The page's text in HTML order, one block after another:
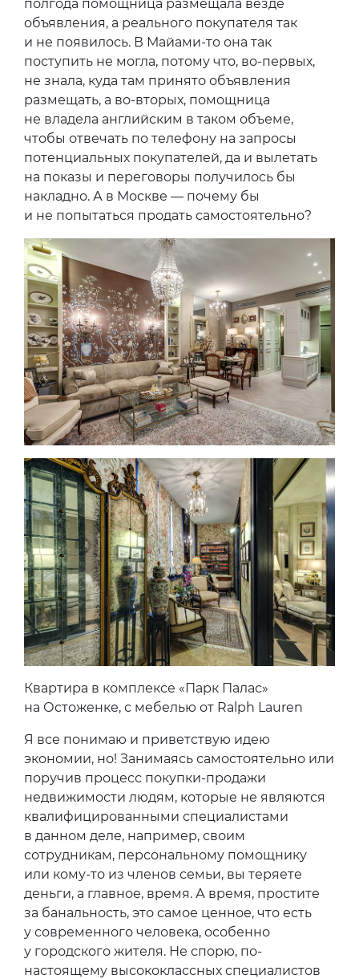
полгода помощница размещала везде
объявления, а реального покупателя так
и не появилось. В Майами-то она так
поступить не могла, потому что, во-первых,
не знала, куда там принято объявления
размещать, а во-вторых, помощница
не владела английским в таком объеме,
чтобы отвечать по телефону на запросы
потенциальных покупателей, да и вылетать
на показы и переговоры получилось бы
накладно. А в Москве — почему бы
и не попытаться продать самостоятельно?
Квартира в комплексе «Парк Палас»
на Остоженке, с мебелью от Ralph Lauren
Я все понимаю и приветствую идею
экономии, но! Занимаясь самостоятельно или
поручив процесс покупки-продажи
недвижимости людям, которые не являются
квалифицированными специалистами
в данном деле, например, своим
сотрудникам, персональному помощнику
или кому-то из членов семьи, вы теряете
деньги, а главное, время. А время, простите
за банальность, это самое ценное, что есть
у современного человека, особенно
у городского жителя. Не спорю, по-
настоящему высококлассных специалистов